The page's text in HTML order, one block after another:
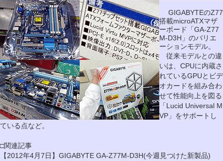
GIGABYTEのZ77
搭載microATXマザ
ーボード「GA-Z77
M-D3H」のバリエ
ーションモデル。
従来モデルとの違
いは、CPUに内蔵さ
れているGPUとビデ
オカードを組み合わ
せて性能向上を図る
「Lucid Universal M
VP」をサポートし
ている点など。
□関連記事
【2012年4月7日】GIGABYTE GA-Z77M-D3H(今週見つけた新製品)